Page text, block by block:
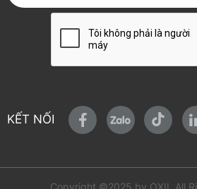
KẾT NỐI
Copyright ©2025 by OXII. All